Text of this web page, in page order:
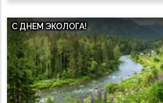
С ДНЕМ ЭКОЛОГА!